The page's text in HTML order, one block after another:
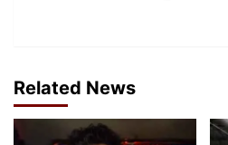
Related News